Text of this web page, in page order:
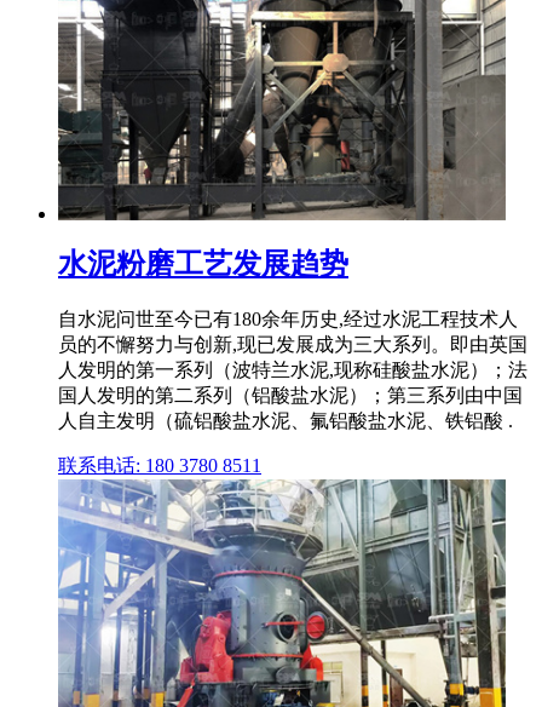
水泥粉磨工艺发展趋势
自水泥问世至今已有180余年历史,经过水泥工程技术人
员的不懈努力与创新,现已发展成为三大系列。即由英国
人发明的第一系列（波特兰水泥,现称硅酸盐水泥）；法
国人发明的第二系列（铝酸盐水泥）；第三系列由中国
人自主发明（硫铝酸盐水泥、氟铝酸盐水泥、铁铝酸 .
联系电话: 180 3780 8511